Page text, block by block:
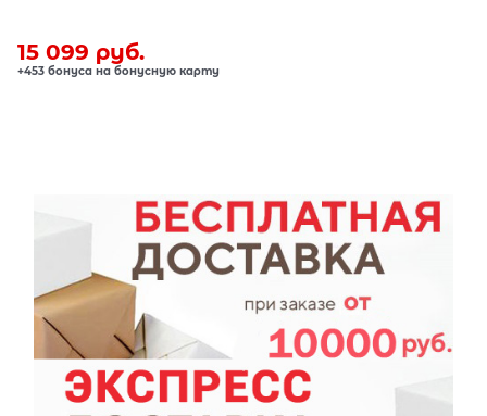
15 099 руб.
+453 бонуса на бонусную карту